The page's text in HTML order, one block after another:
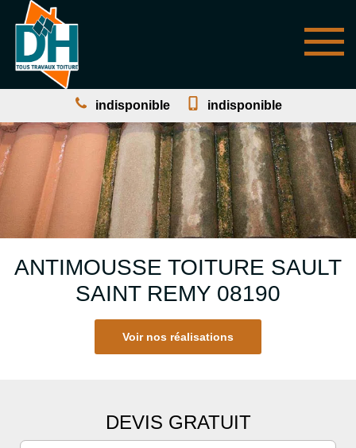
indisponible indisponible
ANTIMOUSSE TOITURE SAULT
SAINT REMY 08190
Voir nos réalisations
DEVIS GRATUIT